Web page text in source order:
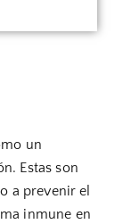
un
Estas son
a prevenir el
inmune en